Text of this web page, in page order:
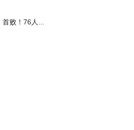
首败！76人...